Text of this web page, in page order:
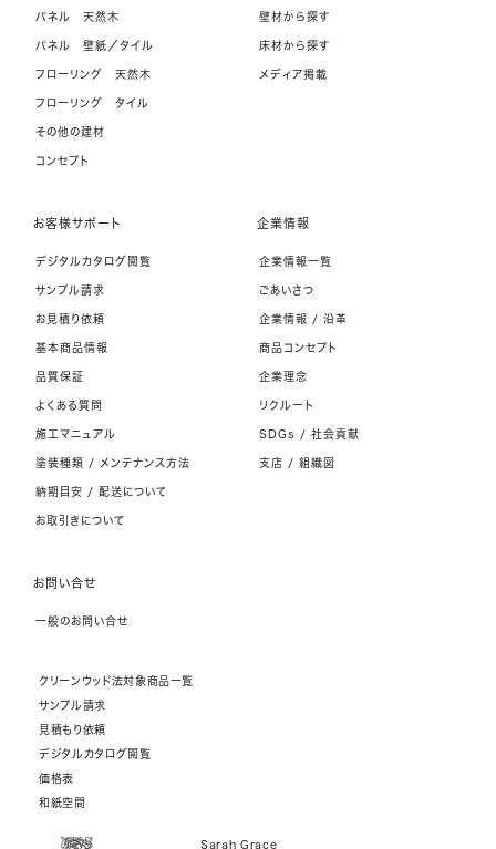
パネル 天然木
パネル 壁紙／タイル
フローリング 天然木
フローリング タイル
その他の建材
コンセプト
壁材から探す
床材から探す
メディア掲載
お客様サポート
デジタルカタログ閲覧
サンプル請求
お見積り依頼
基本商品情報
品質保証
よくある質問
施工マニュアル
塗装種類 / メンテナンス方法
納期目安 / 配送について
お取引きについて
企業情報
企業情報一覧
ごあいさつ
企業情報 / 沿革
商品コンセプト
企業理念
リクルート
SDGs / 社会貢献
支店 / 組織図
お問い合せ
一般のお問い合せ
クリーンウッド法対象商品一覧
サンプル請求
見積もり依頼
デジタルカタログ閲覧
価格表
和紙空間
Sarah Grace